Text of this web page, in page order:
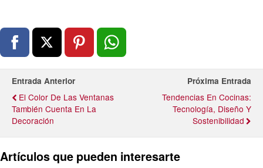
Entrada Anterior
El Color De Las Ventanas
También Cuenta En La
Decoración
Próxima Entrada
Tendencias En Cocinas:
Tecnología, Diseño Y
Sostenibilidad
Artículos que pueden interesarte